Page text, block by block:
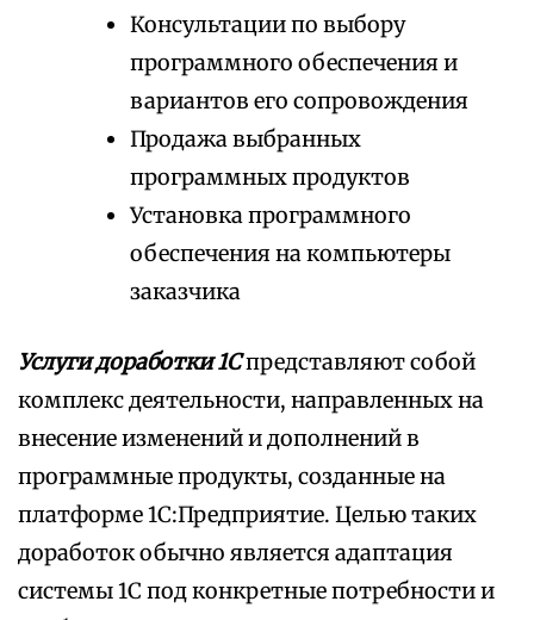
Консультации по выбору
программного обеспечения и
вариантов его сопровождения
Продажа выбранных
программных продуктов
Установка программного
обеспечения на компьютеры
заказчика
Услуги доработки 1Спредставляют собой
комплекс деятельности, направленных на
внесение изменений и дополнений в
программные продукты, созданные на
платформе 1С:Предприятие. Целью таких
доработок обычно является адаптация
системы 1С под конкретные потребности и